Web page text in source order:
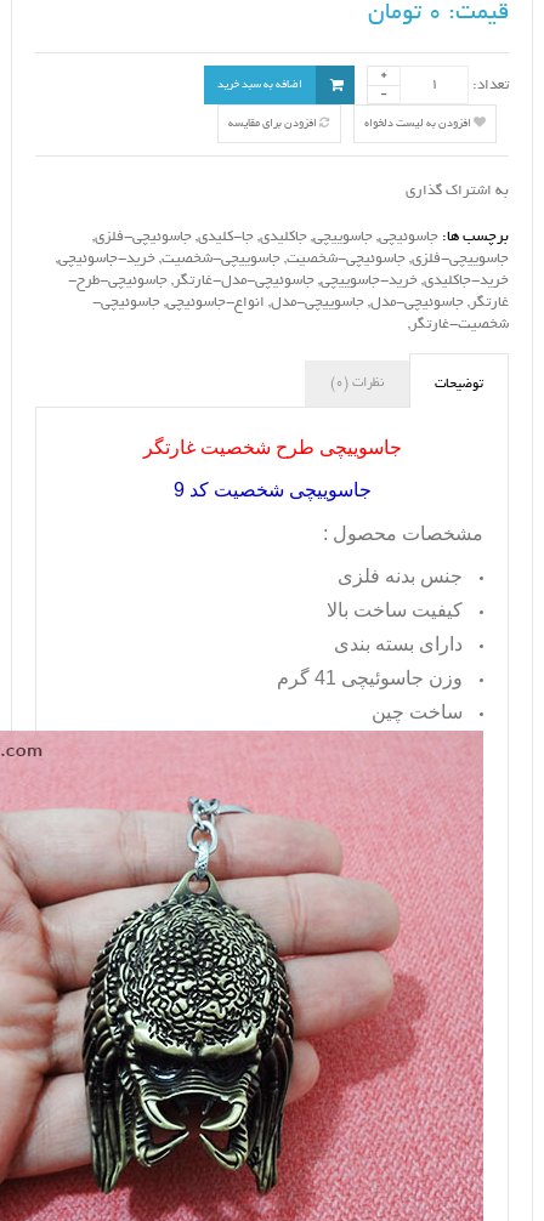
قیمت:
تعداد: اضافه به سبد خرید
افزودن به لیست دلخواه افزودن برای مقایسه
به اشتراک گذاری
برچسب ها: جاسوئیچی, جاسوییچی, جاکلیدی, جا-کلیدی, جاسوئیچی-فلزی,
جاسوییچی-فلزی, جاسوئیچی-شخصیت, جاسوییچی-شخصیت, خرید-جاسوئیچی,
خرید-جاکلیدی, خرید-جاسوییچی, جاسوئیچی-مدل-غارتگر , جاسوئیچی-طرح-
غارتگر , جاسوئیچی-مدل, جاسوییچی-مدل, انواع-جاسوئیچی, جاسوئیچی-
شخصیت-غارتگر ,
توضیحات نظرات (0)
جاسوییچی طرح شخصیت غارتگر
جاسوییچی شخصیت کد 9
مشخصات محصول :
جنس بدنه فلزی
کیفیت ساخت بالا
دارای بسته بندی
وزن جاسوئیچی 41 گرم
ساخت چین